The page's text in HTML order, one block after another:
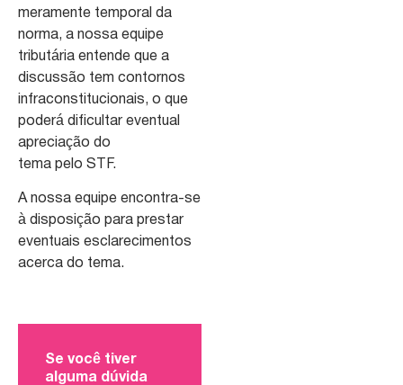
meramente temporal da
norma, a nossa equipe
tributária entende que a
discussão tem contornos
infraconstitucionais, o que
poderá dificultar eventual
apreciação do
tema pelo STF.
A nossa equipe encontra-se
à disposição para prestar
eventuais esclarecimentos
acerca do tema.
Se você tiver
alguma dúvida